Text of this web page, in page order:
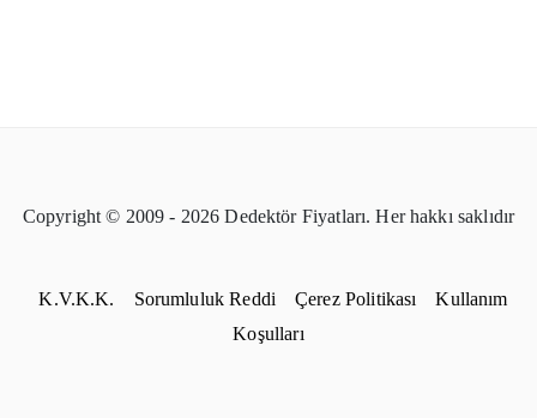
Copyright © 2009 - 2026 Dedektör Fiyatları. Her hakkı saklıdır
K.V.K.K. Sorumluluk Reddi Çerez Politikası
Kullanım
Koşulları